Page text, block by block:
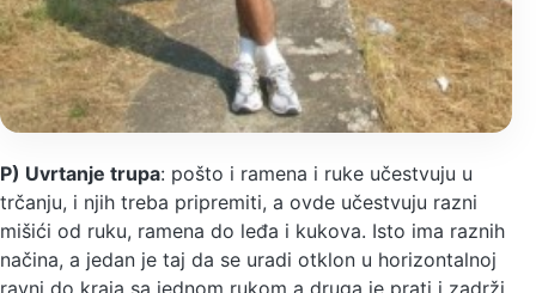
P) Uvrtanje trupa: pošto i ramena i ruke učestvuju u
trčanju, i njih treba pripremiti, a ovde učestvuju razni
mišići od ruku, ramena do leđa i kukova. Isto ima raznih
načina, a jedan je taj da se uradi otklon u horizontalnoj
ravni do kraja sa jednom rukom a druga je prati i zadrži